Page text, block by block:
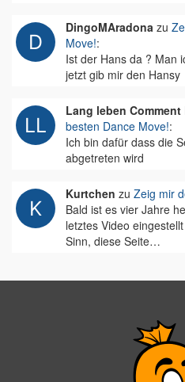
DingoMAradona zu
Move!:
Ist der Hans da ? Man
jetzt gib mir den Hansy
Lang leben Comment
besten Dance Move!:
Ich bin dafür dass die
abgetreten wird
Kurtchen zu Zeig mir
Bald ist es vier Jahre
letztes Video
Sinn, diese Seite…